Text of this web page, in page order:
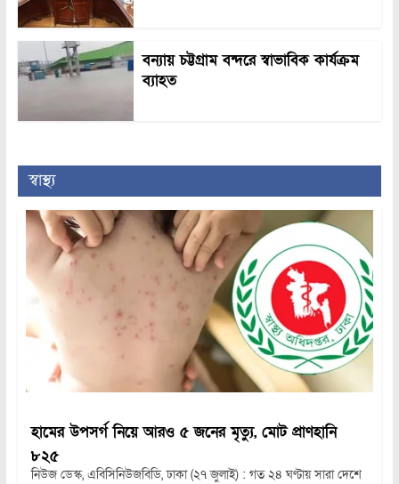
বন্যায় চট্টগ্রাম বন্দরে স্বাভাবিক কার্যক্রম
ব্যাহত
স্বাস্থ্য
হামের উপসর্গ নিয়ে আরও ৫ জনের মৃত্যু, মোট প্রাণহানি
৮২৫
নিউজ ডেস্ক, এবিসিনিউজবিডি, ঢাকা (২৭ জুলাই) : গত ২৪ ঘণ্টায় সারা দেশে